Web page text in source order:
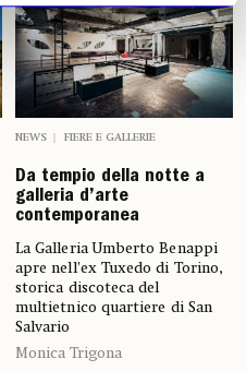
NEWS FIERE E GALLERIE
Da tempio della notte a
galleria d’arte
contemporanea
La Galleria Umberto Benappi
apre nell’ex Tuxedo di Torino,
storica discoteca del
multietnico quartiere di San
Salvario
Monica Trigona